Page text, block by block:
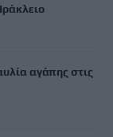
αγάπης στις